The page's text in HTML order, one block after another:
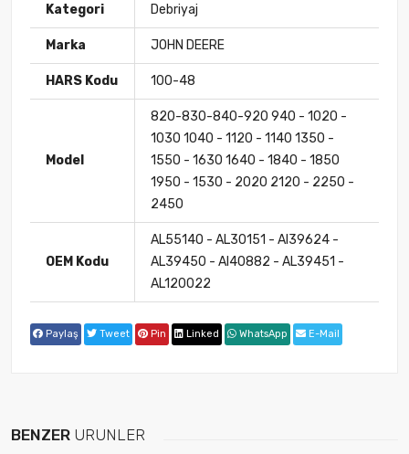
Kategori Debriyaj
Marka JOHN DEERE
HARS Kodu 100-48
Model
820-830-840-920 940 - 1020 -
1030 1040 - 1120 - 1140 1350 -
1550 - 1630 1640 - 1840 - 1850
1950 - 1530 - 2020 2120 - 2250 -
2450
OEM Kodu
AL55140 - AL30151 - Al39624 -
AL39450 - Al40882 - AL39451 -
AL120022
Paylaş Tweet Pin Linked WhatsApp E-Mail
BENZER ÜRÜNLER